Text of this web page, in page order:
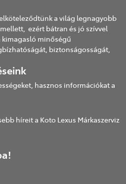
a világ legnagyobb
ezért bátran és jó szívvel
minőségű
biztonságosságát,
hasznos információkat a
híreit a Koto Lexus Márkaszerviz